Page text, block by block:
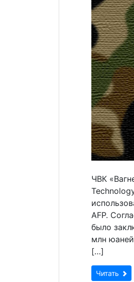
ЧВК
AFP.
было
млн
[…]
Читать